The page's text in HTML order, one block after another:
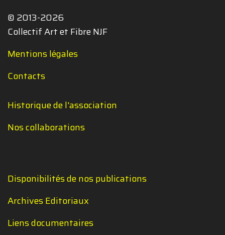
© 2013-2026
Collectif Art et Fibre NJF
Mentions légales
Contacts
Historique de l'association
Nos collaborations
Disponibilités de nos publications
Archives Editoriaux
Liens documentaires